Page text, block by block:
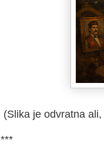
(Slika je odvratna
***